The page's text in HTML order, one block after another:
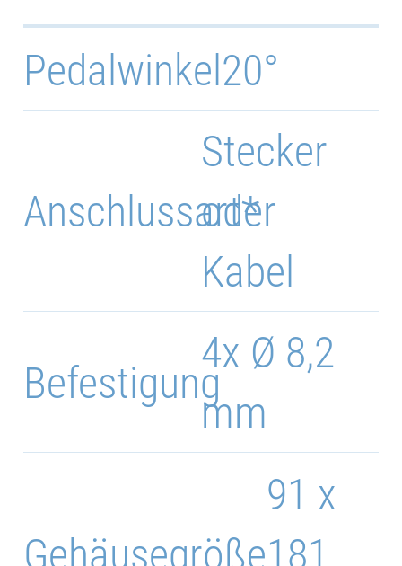
20°
Pedalwinkel
Stecker
oder
Kabel
Anschlussart*
4x Ø 8,2
mm
Befestigung
91 x
181
Gehäusegröße